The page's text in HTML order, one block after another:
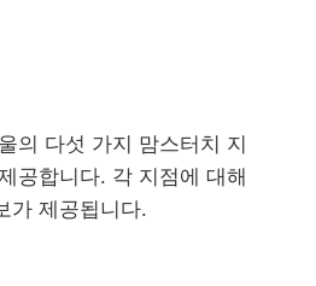
의 다섯 가지 맘스터치 지
공합니다. 각 지점에 대해
가 제공됩니다.